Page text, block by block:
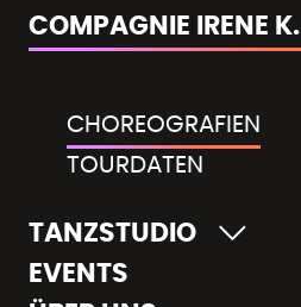
COMPAGNIE IRENE K.
CHOREOGRAFIEN
TOURDATEN
TANZSTUDIO
EVENTS